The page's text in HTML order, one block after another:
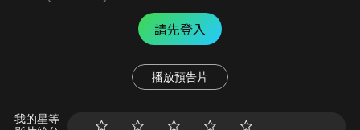
請先登入
播放預告片
我的星等